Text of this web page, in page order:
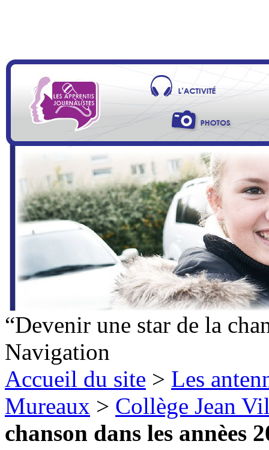
“Devenir une star de la
Navigation
Accueil du site > Les
Mureaux > Collège Jean
chanson dans les annèes